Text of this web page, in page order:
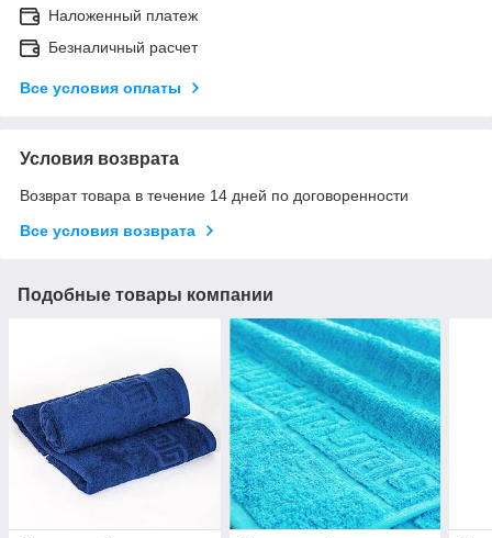
Наложенный платеж
Безналичный расчет
Все условия оплаты
Условия возврата
Возврат товара в течение 14 дней по договоренности
Все условия возврата
Подобные товары компании